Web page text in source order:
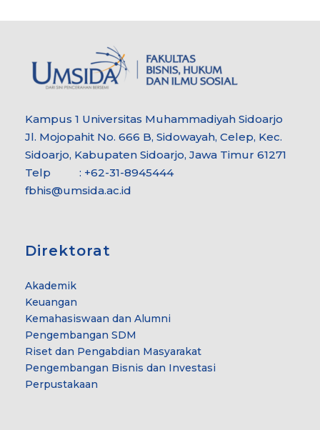
Kampus 1 Universitas Muhammadiyah Sidoarjo
Jl. Mojopahit No. 666 B, Sidowayah, Celep, Kec.
Sidoarjo, Kabupaten Sidoarjo, Jawa Timur 61271
Telp : +62-31-8945444
fbhis@umsida.ac.id
Direktorat
Akademik
Keuangan
Kemahasiswaan dan Alumni
Pengembangan SDM
Riset dan Pengabdian Masyarakat
Pengembangan Bisnis dan Investasi
Perpustakaan